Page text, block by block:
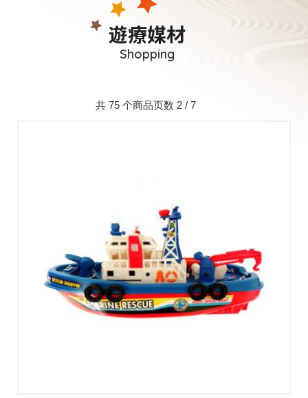
遊療媒材
Shopping
共 75 个商品页数 2 / 7